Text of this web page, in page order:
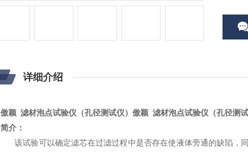
详细介绍
傲颖 滤材泡点试验仪（孔径测试仪）傲颖 滤材泡点试验仪（孔径测
简介：
该试验可以确定滤芯在过滤过程中是否存在使液体旁通的缺陷，